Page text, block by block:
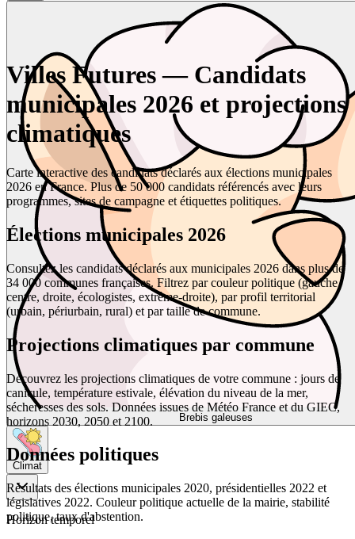
Brebis galeuses
Climat
Horizon temporel
Villes Futures — Candidats
municipales 2026 et projections
climatiques
Carte interactive des candidats déclarés aux élections municipales
2026 en France. Plus de 50 000 candidats référencés avec leurs
programmes, sites de campagne et étiquettes politiques.
Élections municipales 2026
Consultez les candidats déclarés aux municipales 2026 dans plus de
34 000 communes françaises. Filtrez par couleur politique (gauche,
centre, droite, écologistes, extrême-droite), par profil territorial
(urbain, périurbain, rural) et par taille de commune.
Projections climatiques par commune
Découvrez les projections climatiques de votre commune : jours de
canicule, température estivale, élévation du niveau de la mer,
sécheresses des sols. Données issues de Météo France et du GIEC,
horizons 2030, 2050 et 2100.
Données politiques
Résultats des élections municipales 2020, présidentielles 2022 et
législatives 2022. Couleur politique actuelle de la mairie, stabilité
politique, taux d'abstention.